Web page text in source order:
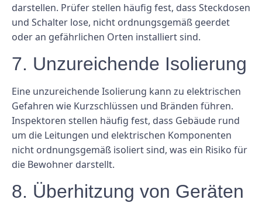
darstellen. Prüfer stellen häufig fest, dass Steckdosen
und Schalter lose, nicht ordnungsgemäß geerdet
oder an gefährlichen Orten installiert sind.
7. Unzureichende Isolierung
Eine unzureichende Isolierung kann zu elektrischen
Gefahren wie Kurzschlüssen und Bränden führen.
Inspektoren stellen häufig fest, dass Gebäude rund
um die Leitungen und elektrischen Komponenten
nicht ordnungsgemäß isoliert sind, was ein Risiko für
die Bewohner darstellt.
8. Überhitzung von Geräten